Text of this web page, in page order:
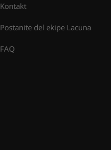
Kontakt
Postanite del ekipe Lacuna
FAQ